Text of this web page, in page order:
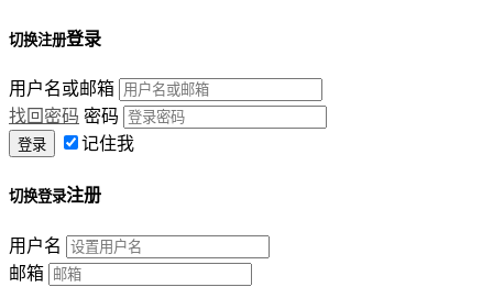
切换注册登录
用户名或邮箱
找回密码 密码
记住我
切换登录注册
用户名
邮箱